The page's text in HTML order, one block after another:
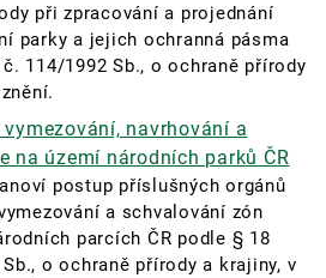
při zpracování a projednání
parky a jejich ochranná pásma
114/1992 Sb., o ochraně přírody
navrhování a
na území národních parků ČR
postup příslušných orgánů
a schvalování zón
parcích ČR podle § 18
o ochraně přírody a krajiny, v